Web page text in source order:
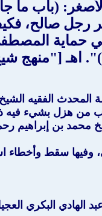
(باب
رجل صالح،
في حماية
["منهج شيخ
من هزل بشيء
بن إبراهيم
سقط وأخطاء